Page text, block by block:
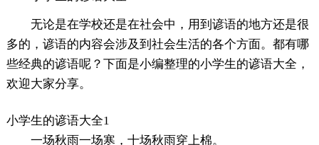
无论是在学校还是在社会中，用到谚语的地方还是很
多的，谚语的内容会涉及到社会生活的各个方面。都有哪
些经典的谚语呢？下面是小编整理的小学生的谚语大全，
欢迎大家分享。
小学生的谚语大全1
一场秋雨一场寒，十场秋雨穿上棉。